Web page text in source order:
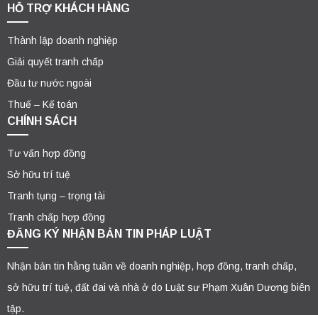
HỖ TRỢ KHÁCH HÀNG
Thành lập doanh nghiệp
Giải quyết tranh chấp
Đầu tư nước ngoài
Thuế – Kế toán
CHÍNH SÁCH
Tư vấn hợp đồng
Sở hữu trí tuệ
Tranh tụng – trọng tài
Tranh chấp hợp đồng
ĐĂNG KÝ NHẬN BẢN TIN PHÁP LUẬT
Nhận bản tin hằng tuần về doanh nghiệp, hợp đồng, tranh chấp,
sở hữu trí tuệ, đất đai và nhà ở do Luật sư Phạm Xuân Dương biên
tập.